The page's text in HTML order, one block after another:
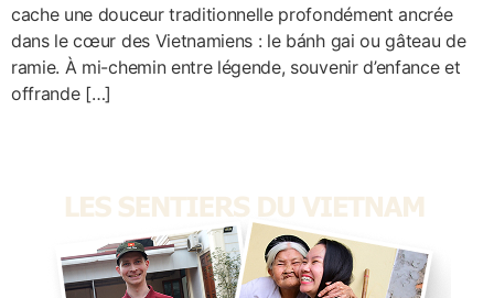
cache une douceur traditionnelle profondément ancrée
dans le cœur des Vietnamiens : le bánh gai ou gâteau de
ramie. À mi-chemin entre légende, souvenir d’enfance et
offrande […]